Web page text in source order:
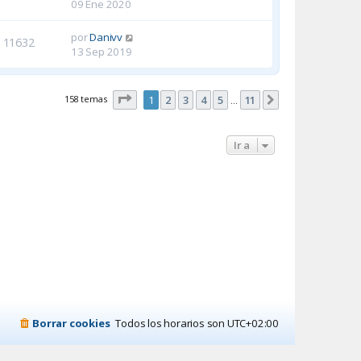
09 Ene 2020
11632 porDanivv
13 Sep 2019
158 temas Página1 de 11
1 2 3 4 5 11
Ir a
Todos los horarios son UTC+02:00
Borrar cookies